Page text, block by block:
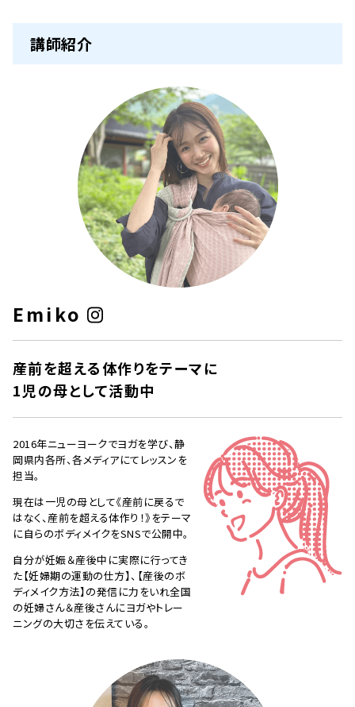
講師紹介
Emiko
産前を超える体作りをテーマに
1児の母として活動中
2016年ニューヨークでヨガを学び、静
岡県内各所、各メディアにてレッスンを
担当。
現在は一児の母として《産前に戻るで
はなく、産前を超える体作り！》をテーマ
に自らのボディメイクをSNSで公開中。
自分が妊娠＆産後中に実際に行ってき
た【妊婦期の運動の仕方】、【産後のボ
ディメイク方法】の発信に力をいれ全国
の妊婦さん＆産後さんにヨガやトレー
ニングの大切さを伝えている。